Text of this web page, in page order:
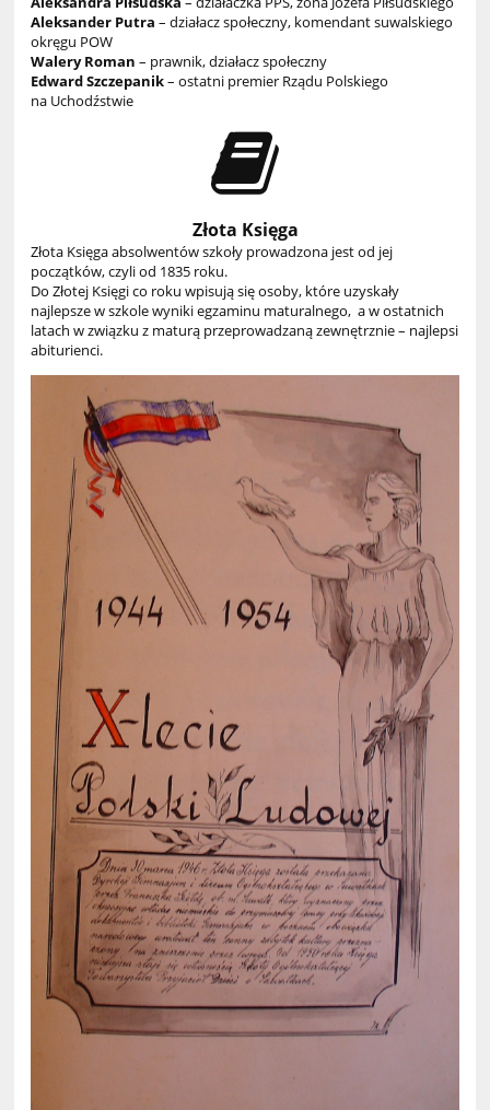
Aleksander Putra – działacz społeczny, komendant suwalskiego
okręgu POW
Walery Roman – prawnik, działacz społeczny
Edward Szczepanik– ostatni premier Rządu Polskiego
na Uchodźstwie
Złota Księga
Złota Księga absolwentów szkoły prowadzona jest od jej
początków, czyli od 1835 roku.
Do Złotej Księgi co roku wpisują się osoby, które uzyskały
najlepsze w szkole wyniki egzaminu maturalnego, a w ostatnich
latach w związku z maturą przeprowadzaną zewnętrznie – najlepsi
abiturienci.